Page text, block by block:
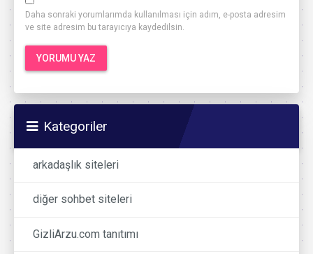
Daha sonraki yorumlarımda kullanılması için adım, e-posta adresim
ve site adresim bu tarayıcıya kaydedilsin.
Kategoriler
arkadaşlık siteleri
diğer sohbet siteleri
GizliArzu.com tanıtımı